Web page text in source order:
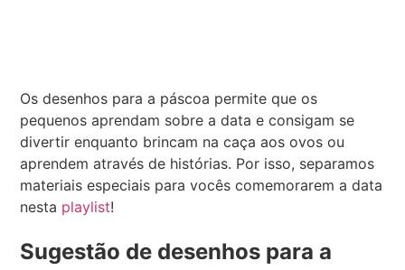
Os desenhos para a páscoa permite que os
pequenos aprendam sobre a data e consigam se
divertir enquanto brincam na caça aos ovos ou
aprendem através de histórias. Por isso, separamos
materiais especiais para vocês comemorarem a data
nesta playlist!
Sugestão de desenhos para a